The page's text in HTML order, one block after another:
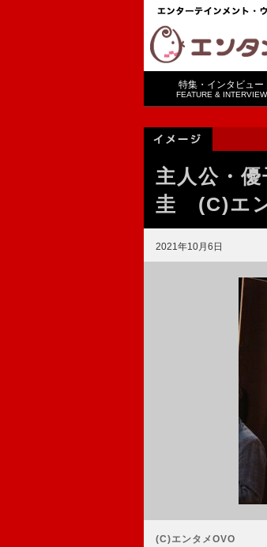
特集・インタビュー
FEATURE & INTERVIEW
主人公・
圭 (C)エ
2021年10月6日
(C)エンタメOVO